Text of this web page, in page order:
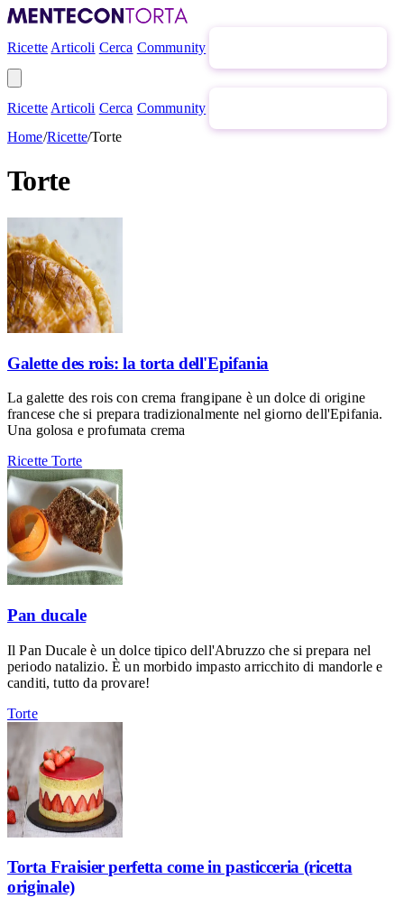
Ricette Articoli Cerca Community
Ricette Articoli Cerca Community
Home/Ricette/Torte
Torte
Galette des rois: la torta dell'Epifania
La galette des rois con crema frangipane è un dolce di origine
francese che si prepara tradizionalmente nel giorno dell'Epifania.
Una golosa e profumata crema
RicetteTorte
Pan ducale
Il Pan Ducale è un dolce tipico dell'Abruzzo che si prepara nel
periodo natalizio. È un morbido impasto arricchito di mandorle e
canditi, tutto da provare!
Torte
Torta Fraisier perfetta come in pasticceria (ricetta
originale)